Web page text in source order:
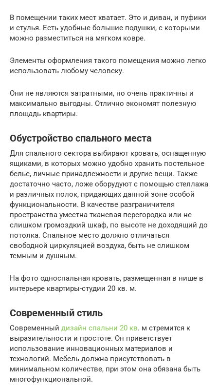
В помещении таких мест хватает. Это и диван, и пуфики
и стулья. Есть удобные большие подушки, с которыми
можно разместиться на мягком ковре.
Элементы оформления такого помещения можно легко
использовать любому человеку.
Они не являются затратными, но очень практичны и
максимально выгодны. Отлично экономят полезную
площадь квартиры.
Обустройство спального места
Для спального сектора выбирают кровать, оснащенную
ящиками, в которых можно удобно хранить постельное
белье, личные принадлежности и другие вещи. Также
достаточно часто, ложе оборудуют с помощью стеллажа
и различных полок, придающих данной зоне особой
функциональности. В качестве разграничителя
пространства уместна тканевая перегородка или не
слишком громоздкий шкаф, по высоте не доходящий до
потолка. Спальное место должно отличаться
свободной циркуляцией воздуха, быть не слишком
темным и душным.
На фото односпальная кровать, размещенная в нише в
интерьере квартиры-студии 20 кв. м.
Современный стиль
Современный дизайн спальни 20 кв. м стремится к
выразительности и простоте. Он приветствует
использование инновационных материалов и
технологий. Мебель должна присутствовать в
минимальном количестве, при этом она обязана быть
многофункциональной.